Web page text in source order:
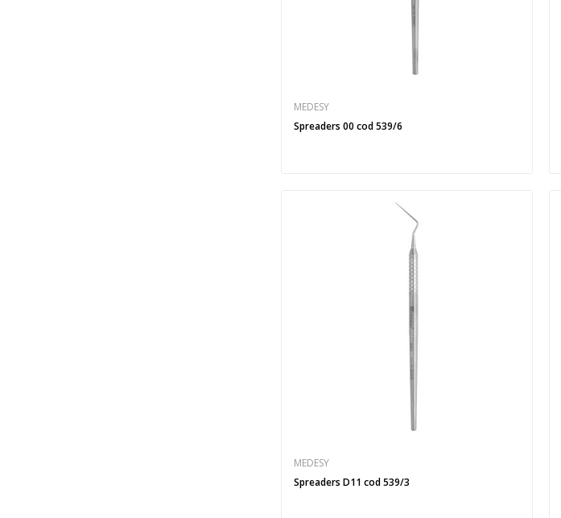
MEDESY
Spreaders 00 cod 539/6
MEDESY
Spreaders D11 cod 539/3